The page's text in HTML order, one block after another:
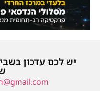
יש לכם עדכון